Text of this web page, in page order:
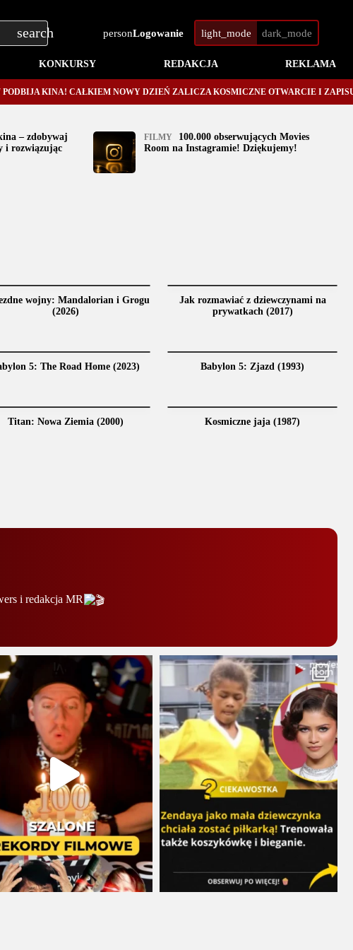
Logowanie
KONKURSY REDAKCJA REKLAMA
KINA! CAŁKIEM NOWY DZIEŃ ZALICZA KOSMICZNE OTWARCIE I ZAPISUJE
– zdobywaj
i rozwiązując
FILMY
100.000 obserwujących Movies
Room na Instagramie! Dziękujemy!
wojny: Mandalorian i Grogu
(2026)
Jak rozmawiać z dziewczynami na
prywatkach (2017)
5: The Road Home (2023) Babylon 5: Zjazd (1993)
Titan: Nowa Ziemia (2000) Kosmiczne jaja (1987)
i redakcja MR